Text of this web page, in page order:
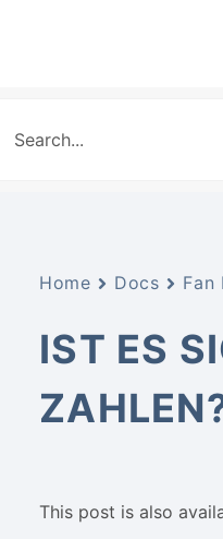
Home Docs Fan
IST ES
This post is also